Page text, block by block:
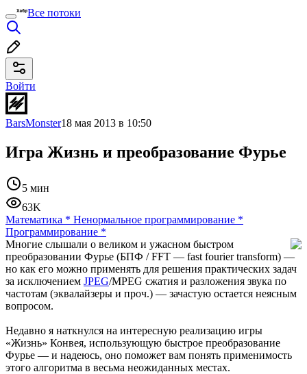
Все потоки
Войти
BarsMonster18 мая 2013 в 10:50
Игра Жизнь и преобразование Фурье
5 мин
63K
Математика * Ненормальное программирование *
Программирование *
Многие слышали о великом и ужасном быстром
преобразовании Фурье (БПФ / FFT — fast fourier transform) —
но как его можно применять для решения практических задач
за исключением JPEG/MPEG сжатия и разложения звука по
частотам (эквалайзеры и проч.) — зачастую остается неясным
вопросом.
Недавно я наткнулся на интересную реализацию игры
«Жизнь» Конвея, использующую быстрое преобразование
Фурье — и надеюсь, оно поможет вам понять применимость
этого алгоритма в весьма неожиданных местах.